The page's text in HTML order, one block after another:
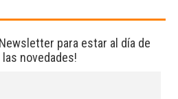
para estar al día de
novedades!